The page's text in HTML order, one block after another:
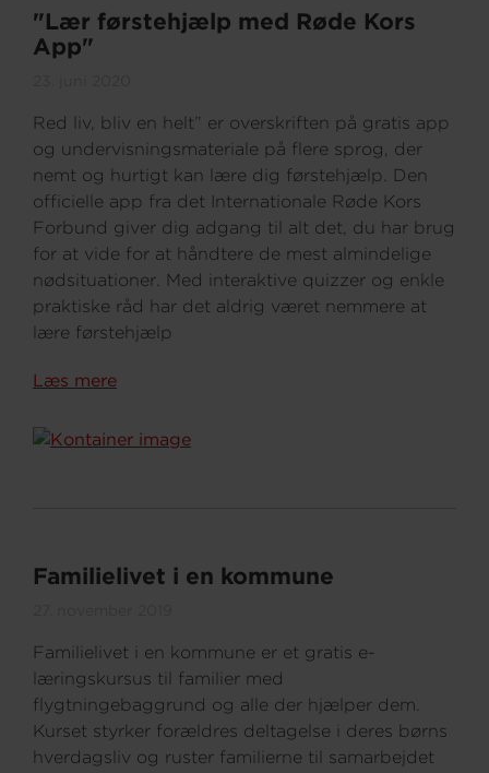
"Lær førstehjælp med Røde Kors
App"
Red liv, bliv en helt” er overskriften på gratis app
og undervisningsmateriale på flere sprog, der
nemt og hurtigt kan lære dig førstehjælp. Den
officielle app fra det Internationale Røde Kors
Forbund giver dig adgang til alt det, du har brug
for at vide for at håndtere de mest almindelige
nødsituationer. Med interaktive quizzer og enkle
praktiske råd har det aldrig været nemmere at
lære førstehjælp
Læs mere
Familielivet i en kommune
Familielivet i en kommune er et gratis e-
læringskursus til familier med
flygtningebaggrund og alle der hjælper dem.
Kurset styrker forældres deltagelse i deres børns
hverdagsliv og ruster familierne til samarbejdet